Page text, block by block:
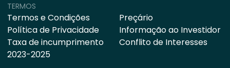
TERMOS
Termos e Condições
Política de Privacidade
Taxa de incumprimento
2023-2025
Preçário
Informação ao Investidor
Conflito de Interesses